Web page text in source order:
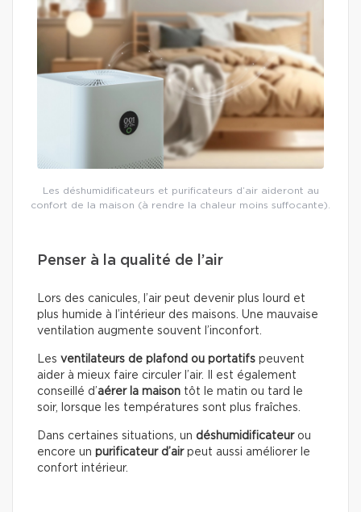
Les déshumidificateurs et purificateurs d’air aideront au
confort de la maison (à rendre la chaleur moins suffocante).
Penser à la qualité de l’air
Lors des canicules, l’air peut devenir plus lourd et
plus humide à l’intérieur des maisons. Une mauvaise
ventilation augmente souvent l’inconfort.
Les ventilateurs de plafond ou portatifs peuvent
aider à mieux faire circuler l’air. Il est également
conseillé d’aérer la maison tôt le matin ou tard le
soir, lorsque les températures sont plus fraîches.
Dans certaines situations, un déshumidificateurou
encore un purificateur d’airpeut aussi améliorer le
confort intérieur.